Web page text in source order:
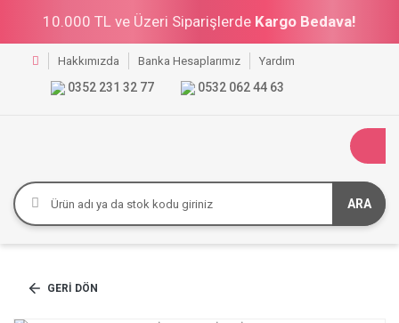
10.000 TL ve Üzeri Siparişlerde Kargo Bedava!
Hakkımızda Banka Hesaplarımız Yardım
0352 231 32 77 0532 062 44 63
ARA
GERI DÖN